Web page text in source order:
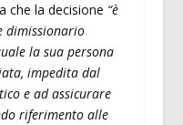
che la decisione “è
dimissionario
la sua persona
impedita dal
e ad assicurare
riferimento alle